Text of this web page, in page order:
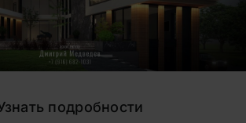
подробности